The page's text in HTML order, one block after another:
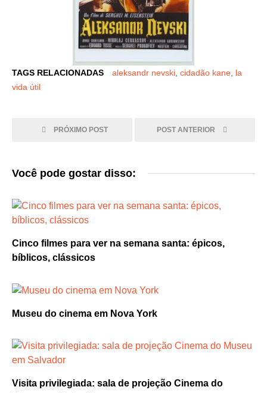
TAGS RELACIONADAS aleksandr nevski cidadão kane la
vida útil
PRÓXIMO POST POST ANTERIOR
Você pode gostar disso:
Cinco filmes para ver na semana santa: épicos,
bíblicos, clássicos
Museu do cinema em Nova York
Visita privilegiada: sala de projeção Cinema do